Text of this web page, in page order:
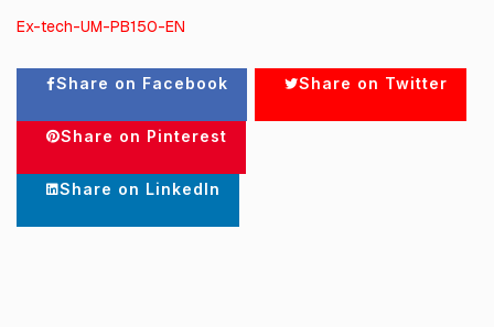
Ex-tech-UM-PB150-EN
Share on Facebook Share on Twitter
Share on Pinterest
Share on LinkedIn